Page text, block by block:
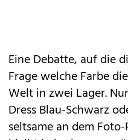
Eine Debatte, auf die
Frage welche Farbe
Welt in zwei Lager.
Dress Blau-Schwarz
seltsame an dem